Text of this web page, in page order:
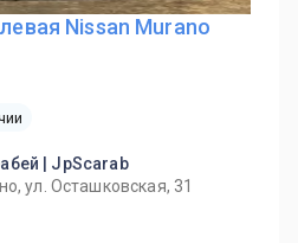
Nissan Murano
| JpScarab
ул. Осташковская, 31